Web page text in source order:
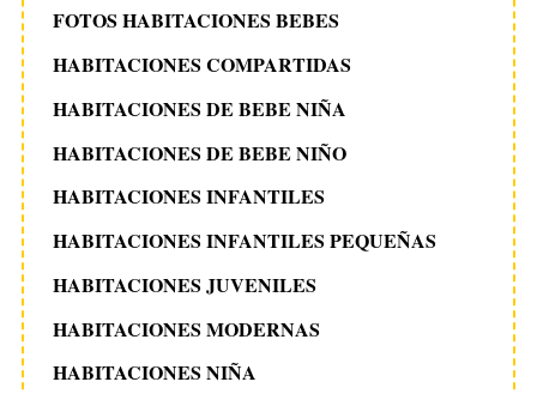
FOTOS HABITACIONES BEBES
HABITACIONES COMPARTIDAS
HABITACIONES DE BEBE NIÑA
HABITACIONES DE BEBE NIÑO
HABITACIONES INFANTILES
HABITACIONES INFANTILES PEQUEÑAS
HABITACIONES JUVENILES
HABITACIONES MODERNAS
HABITACIONES NIÑA